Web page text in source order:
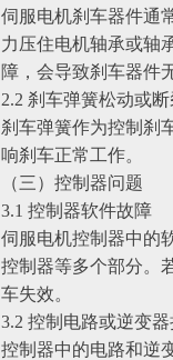
伺服电机刹车器件通
力压住电机轴承或轴
障，会导致刹车器件
2.2 刹车弹簧松动或
刹车弹簧作为控制刹
响刹车正常工作。
（三）控制器问题
3.1 控制器软件故障
伺服电机控制器中的
控制器等多个部分。
车失效。
3.2 控制电路或逆变
控制器中的电路和逆